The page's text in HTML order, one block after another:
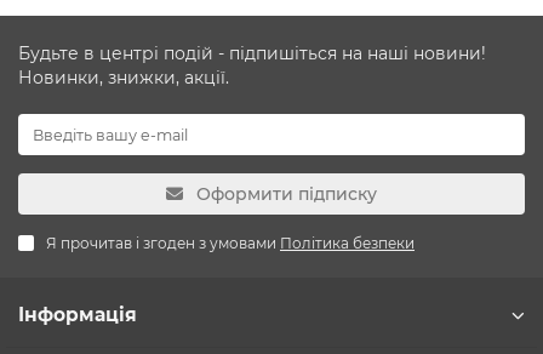
Будьте в центрі подій - підпишіться на наші новини!
Новинки, знижки, акції.
Оформити підписку
Я прочитав і згоден з умовами Політика безпеки
Інформація